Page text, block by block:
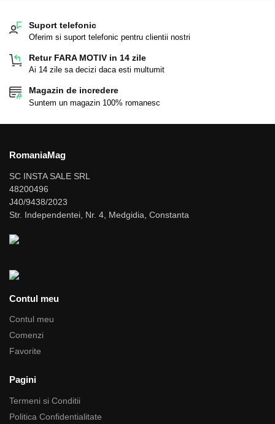
Suport telefonic
Oferim si suport telefonic pentru clientii nostri
Retur FARA MOTIV in 14 zile
Ai 14 zile sa decizi daca esti multumit
Magazin de incredere
Suntem un magazin 100% romanesc
RomaniaMag
SC INSTA SALE SRL
48200496
J40/9438/2023
Str. Independentei, Nr. 4, Medgidia, Constanta
Contul meu
Contul meu
Comenzi
Favorite
Pagini
Termeni si Conditii
Politica Confidentialitate